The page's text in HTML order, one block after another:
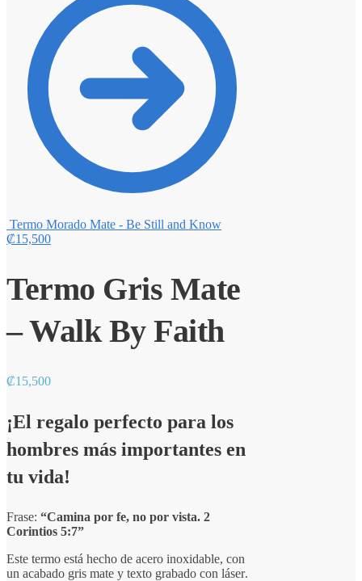
Termo Morado Mate - Be Still and Know
₡15,500
Termo Gris Mate
– Walk By Faith
₡15,500
¡El regalo perfecto para los
hombres más importantes en
tu vida!
Frase: “Camina por fe, no por vista. 2
Corintios 5:7”
Este termo está hecho de acero inoxidable, con
un acabado gris mate y texto grabado con láser.